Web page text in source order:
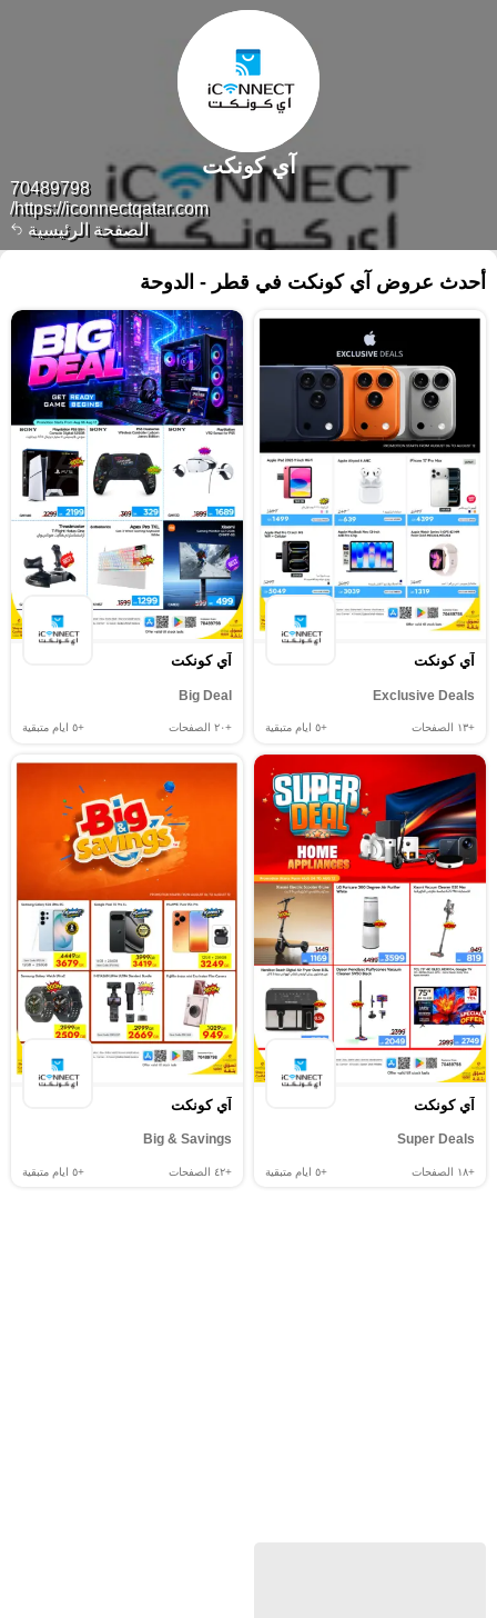
الصفحة الرئيسية
70489798
https://iconnectqatar.com/
آي كونكت
أحدث عروض آي كونكت في قطر - الدوحة
آي كونكت
Exclusive Deals
+١٣ الصفحات +٥ ايام متبقية
آي كونكت
Big Deal
+٢٠ الصفحات +٥ ايام متبقية
آي كونكت
Super Deals
+١٨ الصفحات +٥ ايام متبقية
آي كونكت
Big & Savings
+٤٢ الصفحات +٥ ايام متبقية